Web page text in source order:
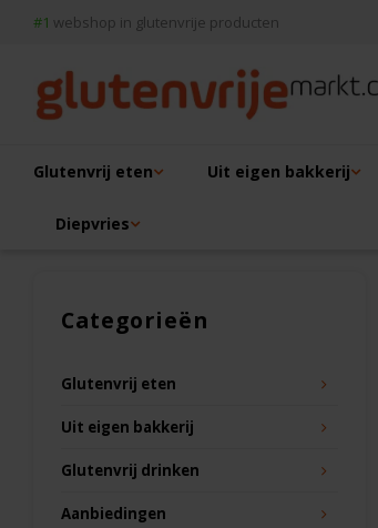
#1 webshop in glutenvrije producten
Glutenvrij eten Uit eigen bakkerij
Diepvries
Categorieën
Glutenvrij eten
Uit eigen bakkerij
Glutenvrij drinken
Aanbiedingen